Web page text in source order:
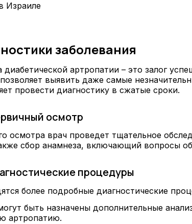
Израиле
заболевания
диабетической артропатии – это залог
выявить даже самые
провести диагностику в сжатые сроки.
осмотр
осмотра врач проведет тщательное
сбор анамнеза, включающий вопросы
процедуры
более подробные диагностические
быть назначены дополнительные
артропатию.